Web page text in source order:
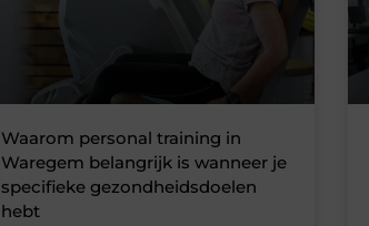
Waarom personal training in
Waregem belangrijk is wanneer je
specifieke gezondheidsdoelen
hebt